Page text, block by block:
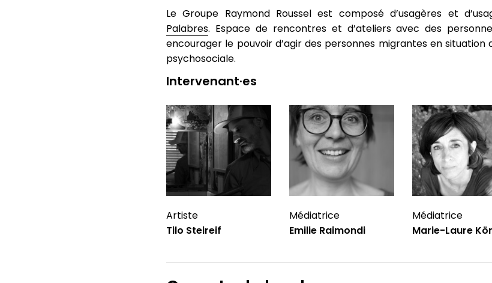
Le Groupe Raymond Roussel est composé d’usagères et
Palabres. Espace de rencontres et d’ateliers avec des
encourager le pouvoir d’agir des personnes migrantes en
psychosociale.
Intervenant·es
Artiste
Tilo Steireif
Médiatrice
Emilie Raimondi
Médiatrice
Marie-Laure